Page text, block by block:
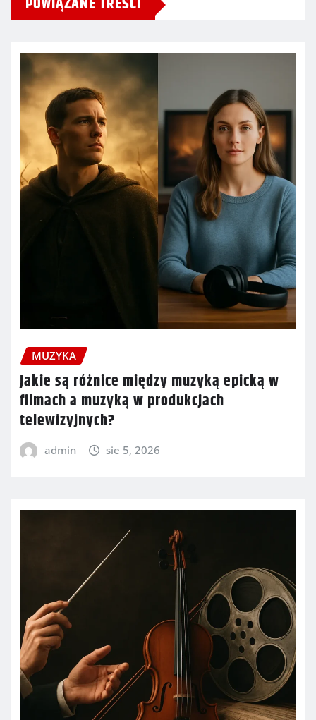
MUZYKA
Jakie są różnice między muzyką epicką w
filmach a muzyką w produkcjach
telewizyjnych?
admin sie 5, 2026